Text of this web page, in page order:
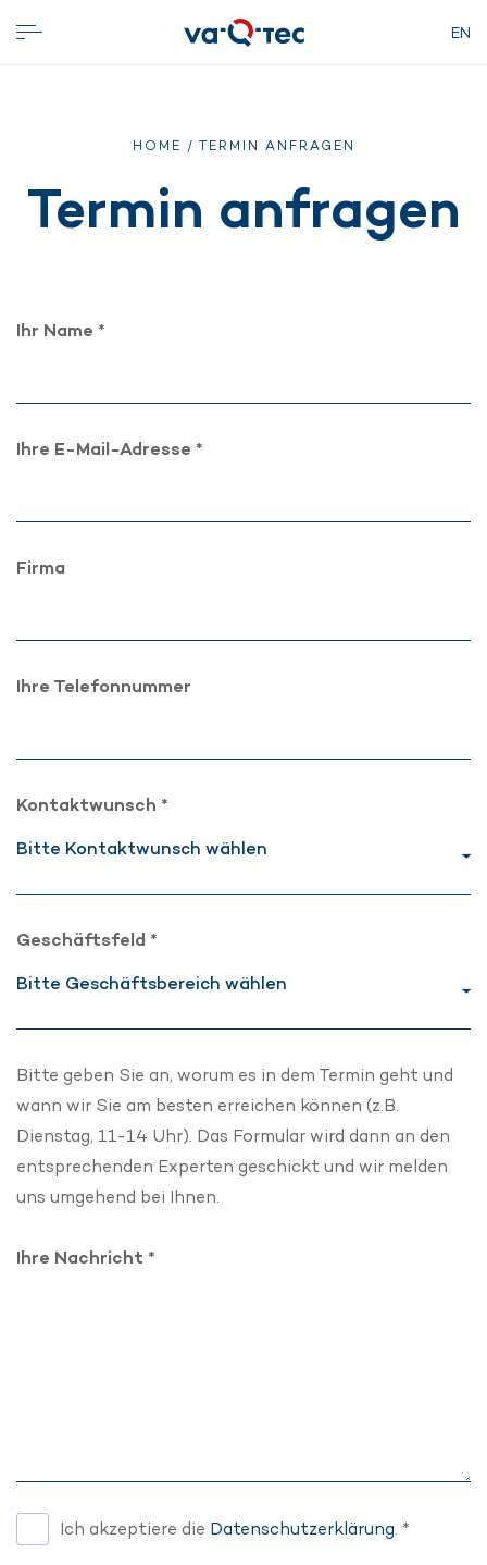
EN
HOME / TERMIN ANFRAGEN
Termin anfragen
Ihr Name *
Ihre E-Mail-Adresse *
Firma
Ihre Telefonnummer
Kontaktwunsch *
Geschäftsfeld *
Bitte geben Sie an, worum es in dem Termin geht und
wann wir Sie am besten erreichen können (z.B.
Dienstag, 11-14 Uhr). Das Formular wird dann an den
entsprechenden Experten geschickt und wir melden
uns umgehend bei Ihnen.
Ihre Nachricht *
Ich akzeptiere die Datenschutzerklärung. *